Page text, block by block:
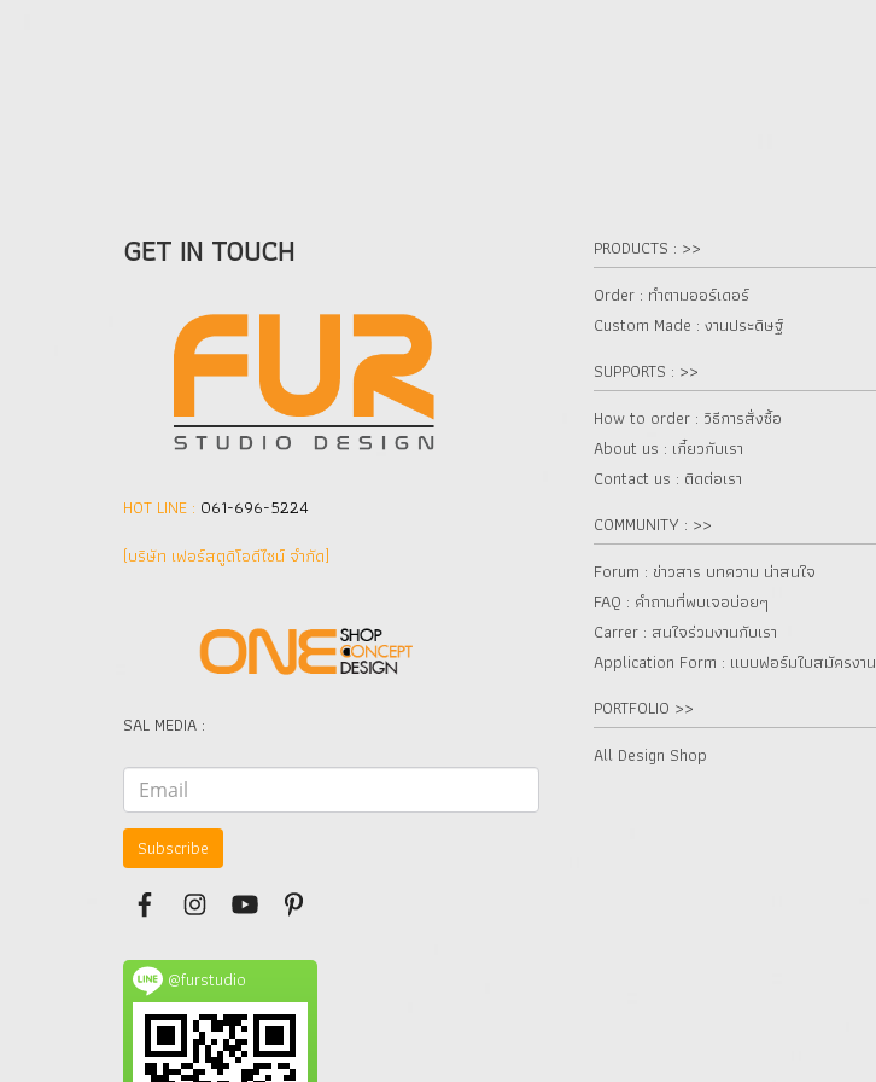
GET IN TOUCH
HOT LINE : 061-696-5224
(บริษัท เฟอร์สตูดิโอดีไซน์ จำกัด]
SAL MEDIA :
Subscribe
@furstudio
PRODUCTS : >>
Order : ทำตามออร์เดอร์
Custom Made : งานประดิษฐ์
SUPPORTS : >>
How to order : วิธีการสั่งซื้อ
About us : เกี๋ยวกับเรา
Contact us : ติดต่อเรา
COMMUNITY : >>
Forum : ข่าวสาร บทความ น่าสนใจ
FAQ : คำถามที่พบเจอบ่อยๆ
Carrer : สนใจร่วมงานกับเรา
Application Form : แบบฟอร์มใบสมัครงาน
PORTFOLIO >>
All Design Shop